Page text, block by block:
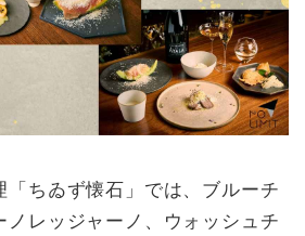
ちゐず懐石」では、ブルーチ
ノレッジャーノ、ウォッシュチ